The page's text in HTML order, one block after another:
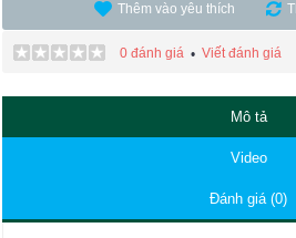
Thêm vào yêu thích
0 đánh giá • Viết đánh giá
Mô tả
Video
Đánh giá (0)